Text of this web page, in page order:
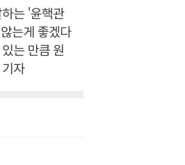
는 '윤핵관
는게 좋겠다
는 만큼 원
자